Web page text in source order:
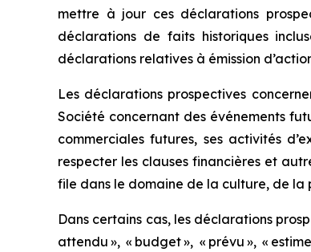
mettre à jour ces déclarations
déclarations de faits historiques
déclarations relatives à émission
Les déclarations prospectives
Société concernant des événements
commerciales futures, ses activités
respecter les clauses financières et
file dans le domaine de la culture, de
Dans certains cas, les déclarations
attendu », « budget », « prévu », «